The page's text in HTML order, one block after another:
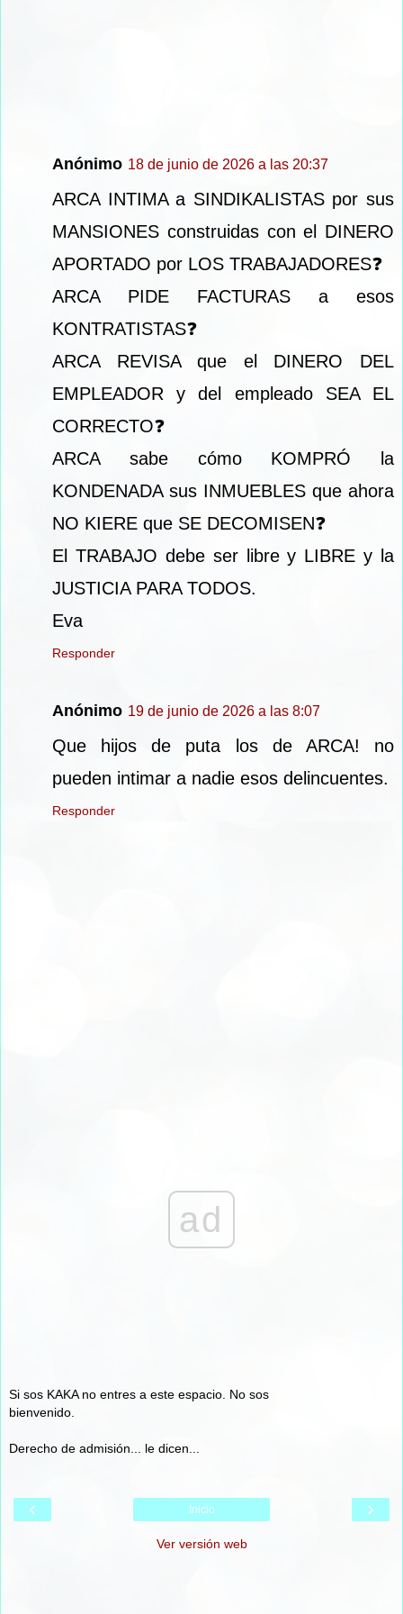
Anónimo 18 de junio de 2026 a las 20:37
ARCA INTIMA a SINDIKALISTAS por sus
MANSIONES construidas con el DINERO
APORTADO por LOS TRABAJADORES❓
ARCA PIDE FACTURAS a esos
KONTRATISTAS❓
ARCA REVISA que el DINERO DEL
EMPLEADOR y del empleado SEA EL
CORRECTO❓
ARCA sabe cómo KOMPRÓ la
KONDENADA sus INMUEBLES que ahora
NO KIERE que SE DECOMISEN❓
El TRABAJO debe ser libre y LIBRE y la
JUSTICIA PARA TODOS.
Eva
Responder
Anónimo 19 de junio de 2026 a las 8:07
Que hijos de puta los de ARCA! no
pueden intimar a nadie esos delincuentes.
Responder
ad
Si sos KAKA no entres a este espacio. No sos
bienvenido.
Derecho de admisión... le dicen...
‹ ›
Inicio
Ver versión web